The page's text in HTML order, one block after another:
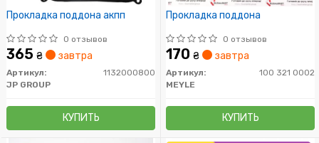
Прокладка поддона акпп
0 отзывов
365 ₴ завтра
Артикул:
1132000800
JP GROUP
КУПИТЬ
Прокладка поддона
0 отзывов
170 ₴ завтра
Артикул:
100 321 0002
MEYLE
КУПИТЬ